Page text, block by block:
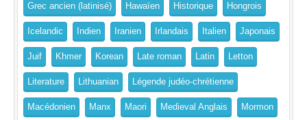
Grec ancien (latinisé) Hawaïen Historique Hongrois
Icelandic Indien Iranien Irlandais Italien Japonais
Juif Khmer Korean Late roman Latin Letton
Literature Lithuanian Légende judéo-chrétienne
Macédonien Manx Maori Medieval Anglais Mormon